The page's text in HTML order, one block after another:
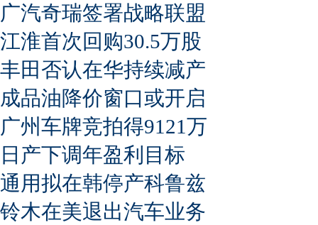
广汽奇瑞签署战略联盟
江淮首次回购30.5万股
丰田否认在华持续减产
成品油降价窗口或开启
广州车牌竞拍得9121万
日产下调年盈利目标
通用拟在韩停产科鲁兹
铃木在美退出汽车业务